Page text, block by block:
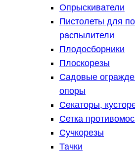
Опрыскиватели
Пистолеты для
распылители
Плодосборники
Плоскорезы
Садовые
опоры
Секаторы,
Сетка
Сучкорезы
Тачки